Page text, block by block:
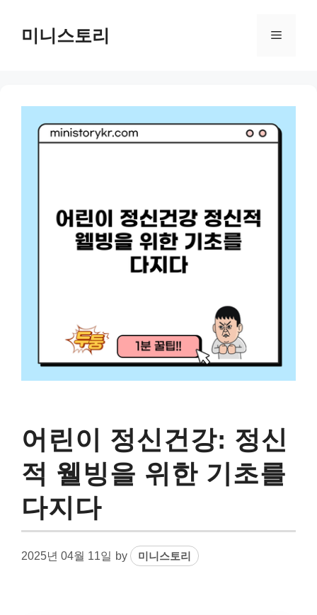
content미니스토리 Menu
어린이 정신건강: 정신
적 웰빙을 위한 기초를
다지다
2025년 04월 11일 by 미니스토리